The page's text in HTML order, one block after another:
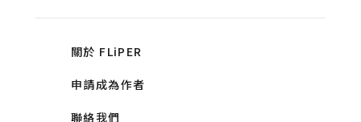
關於 FLiPER
申請成為作者
聯絡我們